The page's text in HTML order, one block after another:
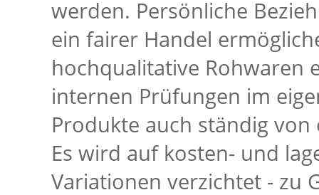
werden. Persönliche
ein fairer Handel
hochqualitative Rohwaren
internen Prüfungen im
Produkte auch ständig
Es wird auf kosten- und
Variationen verzichtet - zu